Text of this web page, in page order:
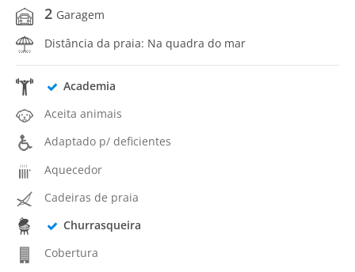
2 Garagem
Distância da praia: Na quadra do mar
Academia
Aceita animais
Adaptado p/ deficientes
Aquecedor
Cadeiras de praia
Churrasqueira
Cobertura